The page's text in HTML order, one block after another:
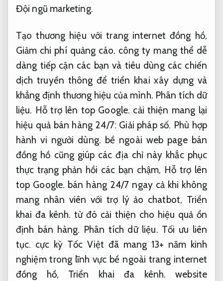
Đội ngũ marketing.
Tạo thương hiệu với trang internet đồng hồ,
Giảm chi phí quảng cáo. công ty mang thể dễ
dàng tiếp cận các bạn và tiêu dùng các chiến
dịch truyền thông để triển khai xây dựng và
khẳng định thương hiệu của mình. Phân tích dữ
liệu. Hỗ trợ lên top Google. cải thiện mang lại
hiệu quả bán hàng 24/7: Giải pháp số. Phù hợp
hành vi người dùng. bề ngoài web page bán
đồng hồ cũng giúp các địa chỉ này khắc phục
thực trạng phản hồi các bạn chậm, Hỗ trợ lên
top Google. bán hàng 24/7 ngay cả khi không
mang nhân viên với trợ lý ảo chatbot, Triển
khai đa kênh. từ đó cải thiện cho hiệu quả ổn
định bán hàng. Phân tích dữ liệu. Tối ưu liên
tục. cực kỳ Tốc Việt đã mang 13+ năm kinh
nghiệm trong lĩnh vực bề ngoài trang internet
đồng hồ, Triển khai đa kênh. website